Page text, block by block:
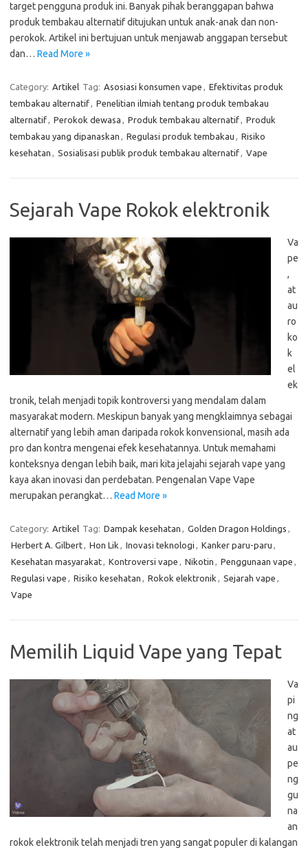
target pengguna produk ini. Banyak pihak beranggapan bahwa
produk tembakau alternatif ditujukan untuk anak-anak dan non-
perokok. Artikel ini bertujuan untuk menjawab anggapan tersebut
dan… Read More »
Category: Artikel Tag: Asosiasi konsumen vape , Efektivitas produk
tembakau alternatif, Penelitian ilmiah tentang produk tembakau
alternatif, Perokok dewasa , Produk tembakau alternatif, Produk
tembakau yang dipanaskan , Regulasi produk tembakau , Risiko
kesehatan , Sosialisasi publik produk tembakau alternatif, Vape
Sejarah Vape Rokok elektronik
Va
pe
,
at
au
ro
ko
k
el
ek
tronik, telah menjadi topik kontroversi yang mendalam dalam
masyarakat modern. Meskipun banyak yang mengklaimnya sebagai
alternatif yang lebih aman daripada rokok konvensional, masih ada
pro dan kontra mengenai efek kesehatannya. Untuk memahami
konteksnya dengan lebih baik, mari kita jelajahi sejarah vape yang
kaya akan inovasi dan perdebatan. Pengenalan Vape Vape
merupakan perangkat… Read More »
Category: Artikel Tag: Dampak kesehatan , Golden Dragon Holdings ,
Herbert A. Gilbert, Hon Lik , Inovasi teknologi , Kanker paru-paru ,
Kesehatan masyarakat, Kontroversi vape , Nikotin , Penggunaan vape ,
Regulasi vape , Risiko kesehatan , Rokok elektronik , Sejarah vape ,
Vape
Memilih Liquid Vape yang Tepat
Va
pi
ng
at
au
pe
ng
gu
na
an
rokok elektronik telah menjadi tren yang sangat populer di kalangan